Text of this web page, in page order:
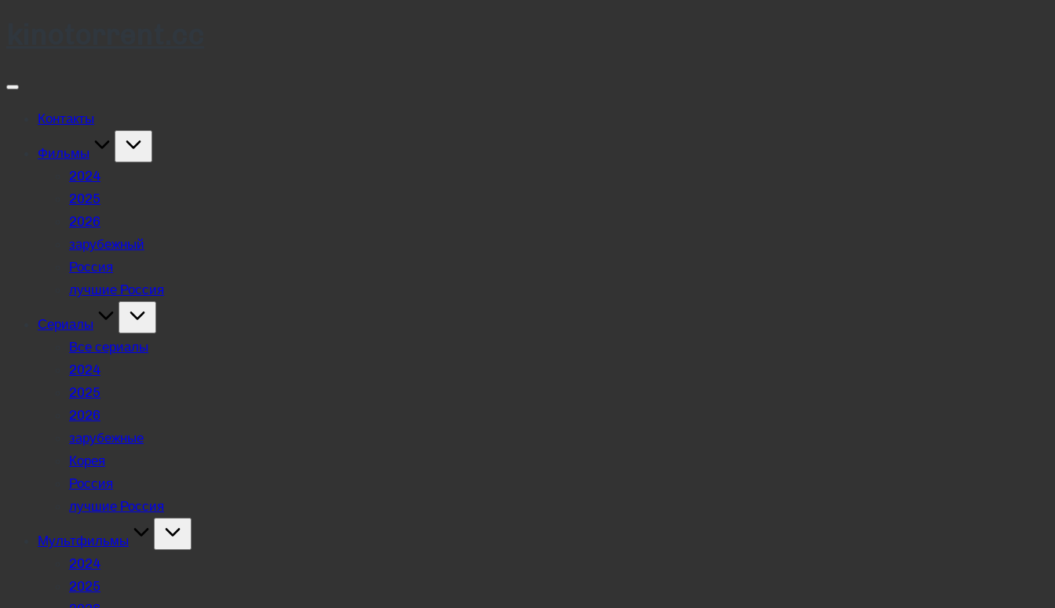
Контакты
Фильмы
2024
2025
2026
зарубежный
Россия
лучшие Россия
Сериалы
Все сериалы
2024
2025
2026
зарубежные
Корея
Россия
лучшие Россия
Мультфильмы
2024
2025